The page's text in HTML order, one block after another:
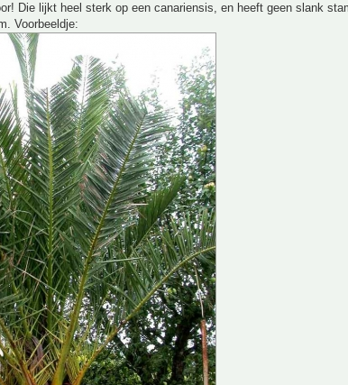
Die lijkt heel sterk op een canariensis, en heeft geen slank
Voorbeeldje: